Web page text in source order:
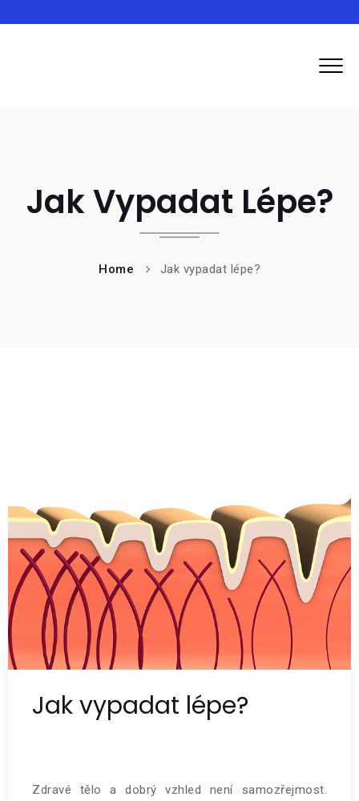
Jak Vypadat Lépe?
Home Jak vypadat lépe?
Jak vypadat lépe?
Zdravé tělo a dobrý vzhled není samozřejmost.